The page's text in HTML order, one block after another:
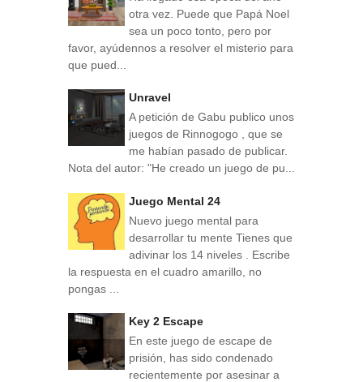
otra vez. Puede que Papá Noel
sea un poco tonto, pero por
favor, ayúdennos a resolver el misterio para
que pued...
Unravel
A petición de Gabu publico unos
juegos de Rinnogogo , que se
me habían pasado de publicar.
Nota del autor: "He creado un juego de pu...
Juego Mental 24
Nuevo juego mental para
desarrollar tu mente Tienes que
adivinar los 14 niveles . Escribe
la respuesta en el cuadro amarillo, no
pongas ...
Key 2 Escape
En este juego de escape de
prisión, has sido condenado
recientemente por asesinar a